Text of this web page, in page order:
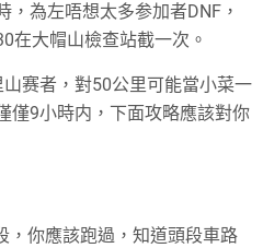
為左唔想太多参加者DNF，
在大帽山檢查站截一次。
赛者，對50公里可能當小菜一
僅9小時内，下面攻略應該對你
，你應該跑過，知道頭段車路